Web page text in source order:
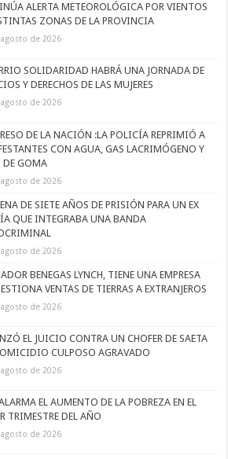
ALERTA METEOROLÓGICA POR VIENTOS
ZONAS DE LA PROVINCIA
de 2026
SOLIDARIDAD HABRÁ UNA JORNADA DE
Y DERECHOS DE LAS MUJERES
de 2026
DE LA NACIÓN :LA POLICÍA REPRIMIÓ A
CON AGUA, GAS LACRIMÓGENO Y
DE GOMA
de 2026
DE SIETE AÑOS DE PRISIÓN PARA UN EX
QUE INTEGRABA UNA BANDA
de 2026
BENEGAS LYNCH, TIENE UNA EMPRESA
VENTAS DE TIERRAS A EXTRANJEROS
de 2026
EL JUICIO CONTRA UN CHOFER DE SAETA
CULPOSO AGRAVADO
de 2026
EL AUMENTO DE LA POBREZA EN EL
TRIMESTRE DEL AÑO
de 2026